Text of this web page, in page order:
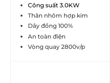
Công suất 3.0KW
Thân nhôm hợp kim
Dây đồng 100%
An toàn điện
Vòng quay 2800v/p